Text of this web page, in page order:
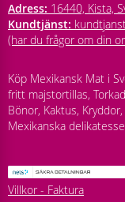
Adress: 16440, Kista,
Kundtjänst:
(har du frågor om din
Köp Mexikansk Mat i
fritt majstortillas,
Bönor, Kaktus,
Mexikanska
Villkor - Faktura